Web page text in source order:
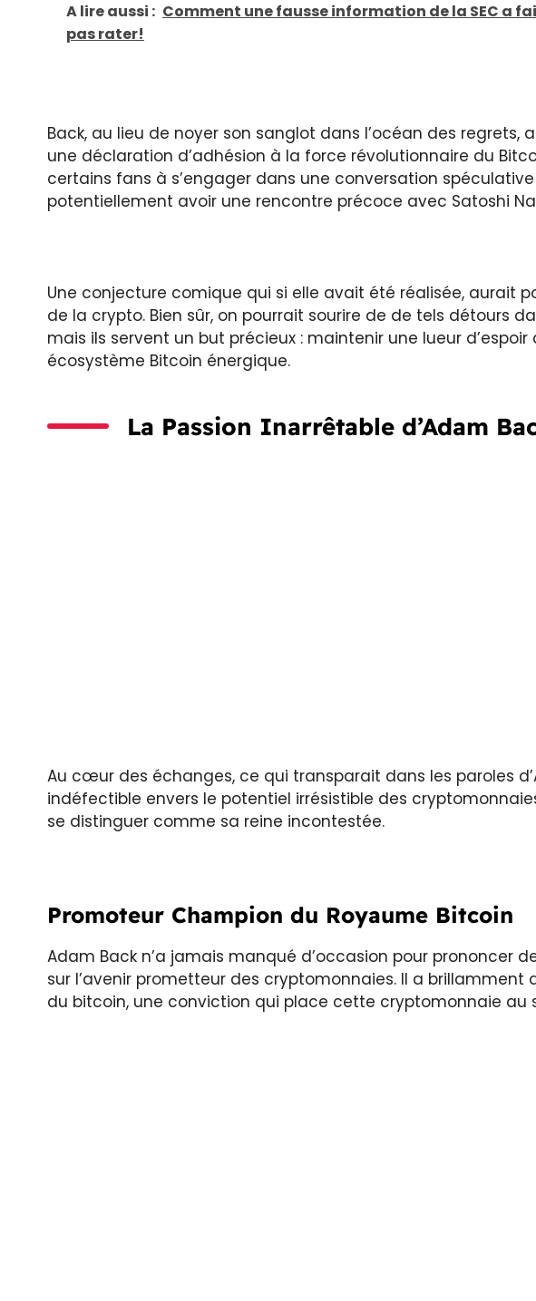
A lire aussi : Comment une fausse information de la SEC a
pas rater!
Back, au lieu de noyer son sanglot dans l’océan des
une déclaration d’adhésion à la force révolutionnaire du
certains fans à s’engager dans une conversation
potentiellement avoir une rencontre précoce avec Satoshi
Une conjecture comique qui si elle avait été réalisée, aurait
de la crypto. Bien sûr, on pourrait sourire de de tels détours
mais ils servent un but précieux : maintenir une lueur
écosystème Bitcoin énergique.
La Passion Inarrêtable d’Adam
Au cœur des échanges, ce qui transparait dans les paroles
indéfectible envers le potentiel irrésistible des
se distinguer comme sa reine incontestée.
Promoteur Champion du Royaume Bitcoin
Adam Back n’a jamais manqué d’occasion pour prononcer
sur l’avenir prometteur des cryptomonnaies. Il a
du bitcoin, une conviction qui place cette cryptomonnaie